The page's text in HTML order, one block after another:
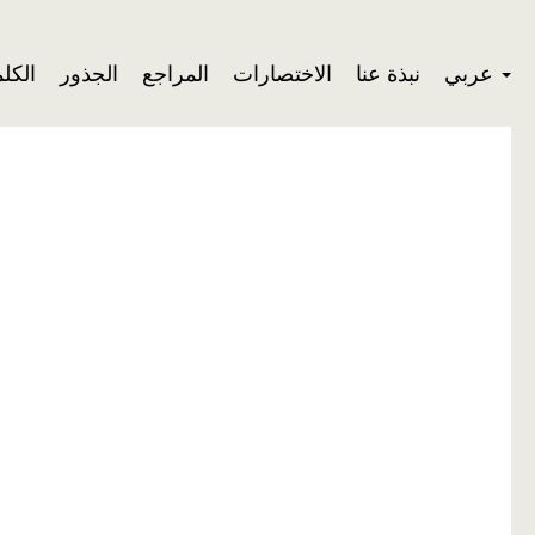
الجذور المراجع الاختصارات نبذة عنا